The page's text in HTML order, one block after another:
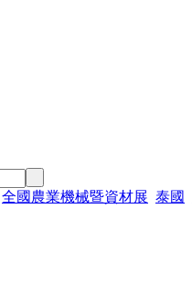
全國農業機械暨資材展 泰國